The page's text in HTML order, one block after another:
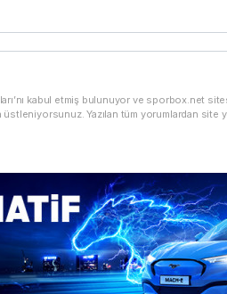
kabul etmiş bulunuyor ve sporbox.net
üstleniyorsunuz. Yazılan tüm yorumlardan